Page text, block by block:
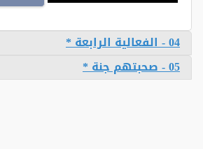
04 - الفعالية الرابعة *
05 - صحبتهم جنة *